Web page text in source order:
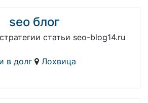
seo блог
статьи seo-blog14.ru
в долг
Лохвица